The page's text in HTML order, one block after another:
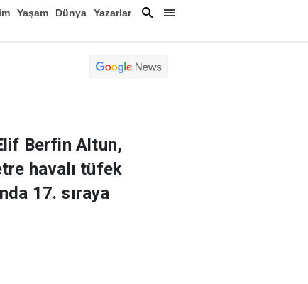
Yaşam
Dünya
Yazarlar
Berfin Altun,
havalı tüfek
17. sıraya